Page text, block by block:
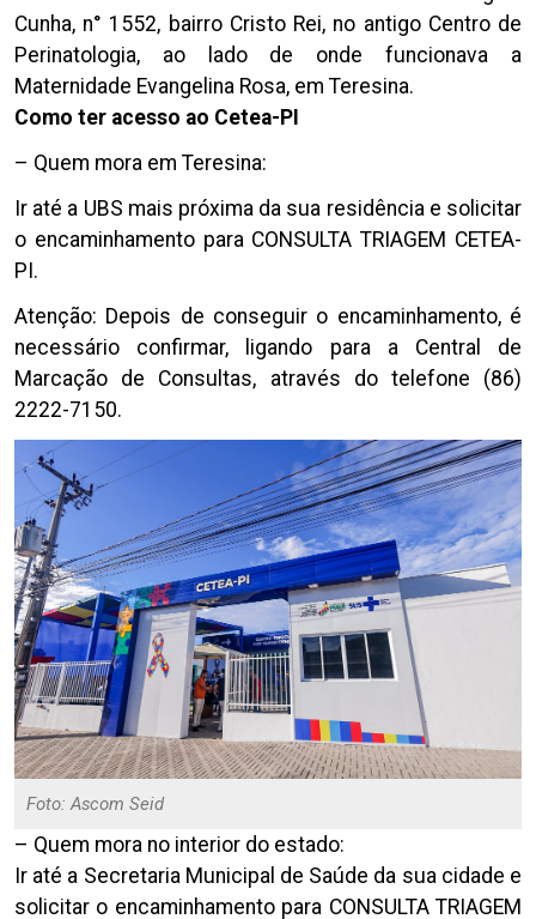
Cunha, n° 1552, bairro Cristo Rei, no antigo Centro de
Perinatologia, ao lado de onde funcionava a
Maternidade Evangelina Rosa, em Teresina.
Como ter acesso ao Cetea-PI
– Quem mora em Teresina:
Ir até a UBS mais próxima da sua residência e solicitar
o encaminhamento para CONSULTA TRIAGEM CETEA-
PI.
Atenção: Depois de conseguir o encaminhamento, é
necessário confirmar, ligando para a Central de
Marcação de Consultas, através do telefone (86)
2222-7150.
Foto: Ascom Seid
– Quem mora no interior do estado:
Ir até a Secretaria Municipal de Saúde da sua cidade e
solicitar o encaminhamento para CONSULTA TRIAGEM